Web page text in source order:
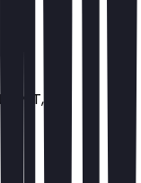
ZIMT,